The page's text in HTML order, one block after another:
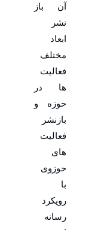
آن باز
نشر
ابعاد
مختلف
فعالیت
ها در
حوزه و
بازنشر
فعالیت
های
حوزوی
با
رویکرد
رسانه